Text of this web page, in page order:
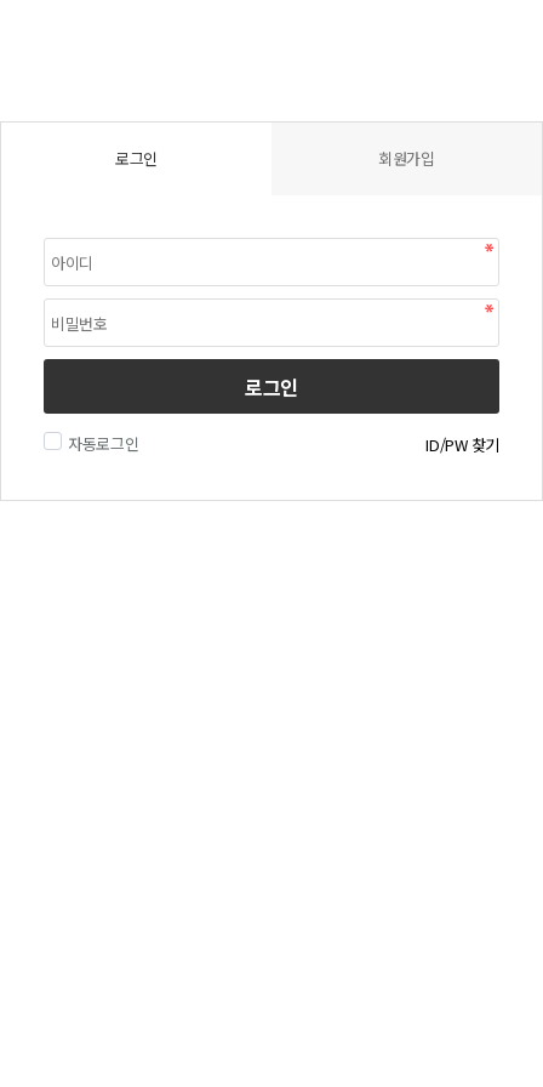
로그인 회원가입
로그인
자동로그인 ID/PW 찾기